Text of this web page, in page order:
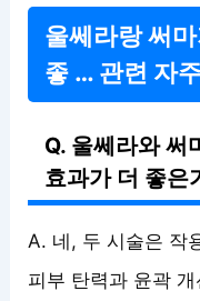
울쎄라랑 써
좋 … 관련 자
Q. 울쎄라와 써
효과가 더 좋은
A. 네, 두 시술은 작
피부 탄력과 윤곽